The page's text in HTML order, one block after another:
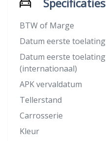
Specificaties
BTW of Marge
Datum eerste toelating
Datum eerste toelating
(internationaal)
APK vervaldatum
Tellerstand
Carrosserie
Kleur